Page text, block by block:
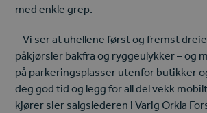
med enkle grep.
– Vi ser at uhellene først og fremst
påkjørsler bakfra og ryggeulykker – og
på parkeringsplasser utenfor butikker
deg god tid og legg for all del vekk
kjører sier salgslederen i Varig Orkla